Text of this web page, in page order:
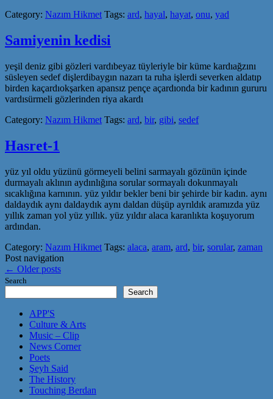
Category: Nazım Hikmet Tags: ard, hayal, hayat, onu, yad
Samiyenin kedisi
yeşil deniz gibi gözleri vardıbeyaz tüyleriyle bir küme kardıağzını
süsleyen sedef dişlerdibaygın nazarı ta ruha işlerdi severken aldatıp
birden kaçardıokşarken apansız pençe açardıonda bir kadının gururu
vardısürmeli gözlerinden riya akardı
Category: Nazım Hikmet Tags: ard, bir, gibi, sedef
Hasret-1
yüz yıl oldu yüzünü görmeyeli belini sarmayalı gözünün içinde
durmayalı aklının aydınlığına sorular sormayalı dokunmayalı
sıcaklığına karnının. yüz yıldır bekler beni bir şehirde bir kadın. aynı
daldaydık aynı daldaydık aynı daldan düşüp ayrıldık aramızda yüz
yıllık zaman yol yüz yıllık. yüz yıldır alaca karanlıkta koşuyorum
ardından.
Category: Nazım Hikmet Tags: alaca, aram, ard, bir, sorular, zaman
Post navigation
← Older posts
Search
Search
APP'S
Culture & Arts
Music – Clip
News Corner
Poets
Şeyh Said
The History
Touching Berdan